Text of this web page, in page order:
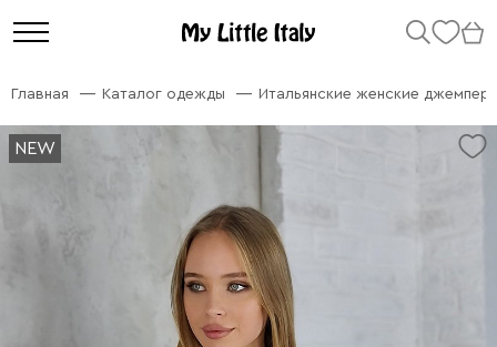
Главная Каталог одежды Итальянские женские
NEW
NEW